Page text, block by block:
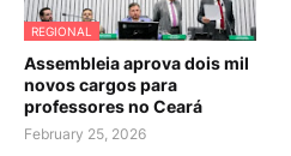
REGIONAL
Assembleia aprova dois mil
novos cargos para
professores no Ceará
February 25, 2026